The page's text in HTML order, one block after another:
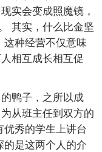
实会变成照魔镜，
其实，什么比金坚
种经营不仅意味
相互成长相互促
鸭子，之所以成
从班主任到双方的
秀的学生上讲台
是这两个人的介